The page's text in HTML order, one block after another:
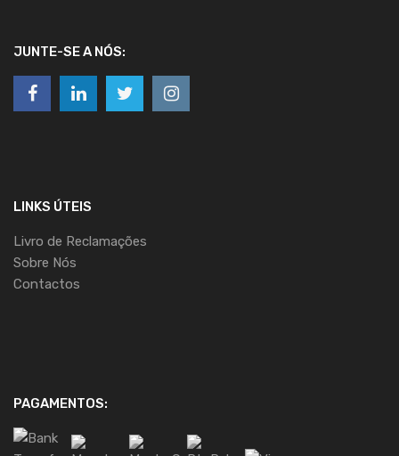
JUNTE-SE A NÓS:
LINKS ÚTEIS
Livro de Reclamações
Sobre Nós
Contactos
PAGAMENTOS: